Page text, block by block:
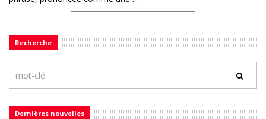
Recherche
Dernières nouvelles